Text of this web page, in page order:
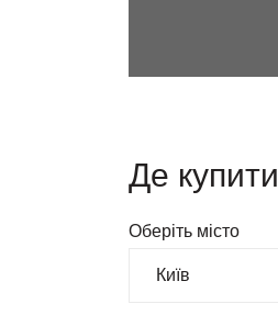
Де купити
Оберіть місто